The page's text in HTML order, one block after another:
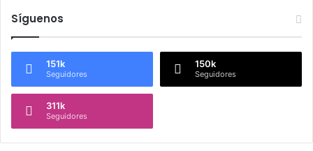
Síguenos
151k
Seguidores
150k
Seguidores
311k
Seguidores